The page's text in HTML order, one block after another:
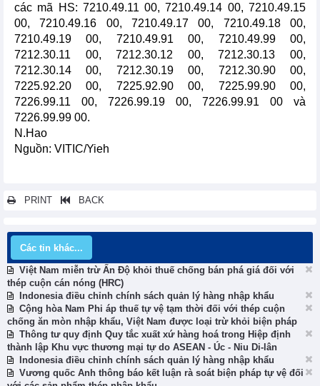
các mã HS: 7210.49.11 00, 7210.49.14 00, 7210.49.15
00, 7210.49.16 00, 7210.49.17 00, 7210.49.18 00,
7210.49.19 00, 7210.49.91 00, 7210.49.99 00,
7212.30.11 00, 7212.30.12 00, 7212.30.13 00,
7212.30.14 00, 7212.30.19 00, 7212.30.90 00,
7225.92.20 00, 7225.92.90 00, 7225.99.90 00,
7226.99.11 00, 7226.99.19 00, 7226.99.91 00 và
7226.99.99 00.
N.Hao
Nguồn: VITIC/Yieh
PRINT BACK
Các tin khác...
Việt Nam miễn trừ Ấn Độ khỏi thuế chống bán phá giá đối với
thép cuộn cán nóng (HRC)
Indonesia điều chỉnh chính sách quản lý hàng nhập khẩu
Cộng hòa Nam Phi áp thuế tự vệ tạm thời đối với thép cuộn
chống ăn mòn nhập khẩu, Việt Nam được loại trừ khỏi biện pháp
Thông tư quy định Quy tắc xuất xứ hàng hoá trong Hiệp định
thành lập Khu vực thương mại tự do ASEAN - Úc - Niu Di-lân
Indonesia điều chỉnh chính sách quản lý hàng nhập khẩu
Vương quốc Anh thông báo kết luận rà soát biện pháp tự vệ đối